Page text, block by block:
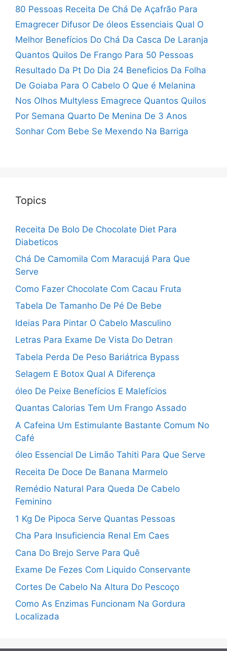
80 Pessoas Receita De Chá De Açafrão Para
Emagrecer Difusor De óleos Essenciais Qual O
Melhor Benefícios Do Chá Da Casca De Laranja
Quantos Quilos De Frango Para 50 Pessoas
Resultado Da Pt Do Dia 24 Beneficios Da Folha
De Goiaba Para O Cabelo O Que é Melanina
Nos Olhos Multyless Emagrece Quantos Quilos
Por Semana Quarto De Menina De 3 Anos
Sonhar Com Bebe Se Mexendo Na Barriga
Topics
Receita De Bolo De Chocolate Diet Para
Diabeticos
Chá De Camomila Com Maracujá Para Que
Serve
Como Fazer Chocolate Com Cacau Fruta
Tabela De Tamanho De Pé De Bebe
Ideias Para Pintar O Cabelo Masculino
Letras Para Exame De Vista Do Detran
Tabela Perda De Peso Bariátrica Bypass
Selagem E Botox Qual A Diferença
óleo De Peixe Benefícios E Malefícios
Quantas Calorias Tem Um Frango Assado
A Cafeina Um Estimulante Bastante Comum No
Café
óleo Essencial De Limão Tahiti Para Que Serve
Receita De Doce De Banana Marmelo
Remédio Natural Para Queda De Cabelo
Feminino
1 Kg De Pipoca Serve Quantas Pessoas
Cha Para Insuficiencia Renal Em Caes
Cana Do Brejo Serve Para Quê
Exame De Fezes Com Liquido Conservante
Cortes De Cabelo Na Altura Do Pescoço
Como As Enzimas Funcionam Na Gordura
Localizada